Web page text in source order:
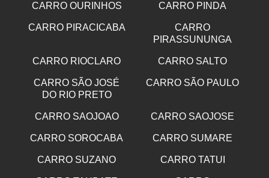
CARRO OURINHOS CARRO PINDA
CARRO PIRACICABA
CARRO
PIRASSUNUNGA
CARRO RIOCLARO CARRO SALTO
CARRO SÃO JOSÉ
DO RIO PRETO
CARRO SÃO PAULO
CARRO SAOJOAO CARRO SAOJOSE
CARRO SOROCABA CARRO SUMARE
CARRO SUZANO CARRO TATUI